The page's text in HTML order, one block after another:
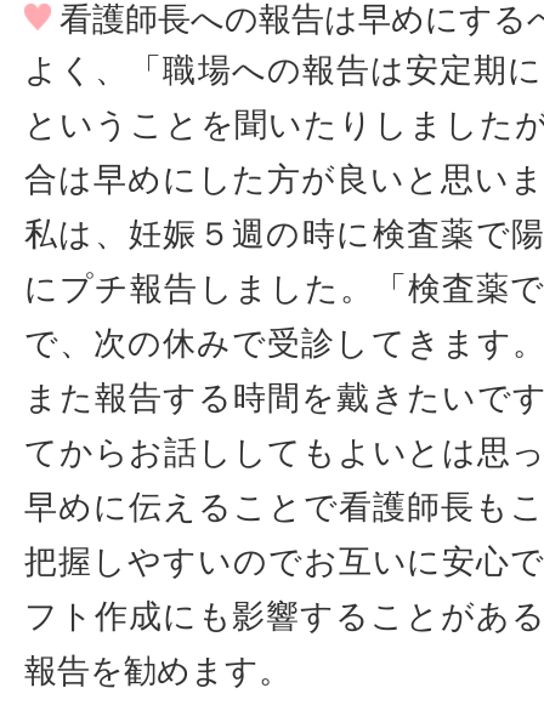
看護師長への報告は早めにする
よく、「職場への報告は安定期
ということを聞いたりしました
合は早めにした方が良いと思い
私は、妊娠５週の時に検査薬で
にプチ報告しました。「検査薬
で、次の休みで受診してきます
また報告する時間を戴きたいで
てからお話ししてもよいとは思
早めに伝えることで看護師長も
把握しやすいのでお互いに安心
フト作成にも影響することがあ
報告を勧めます。